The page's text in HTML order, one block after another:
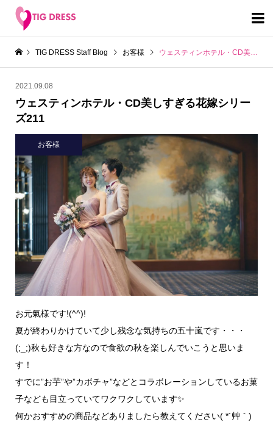

TIG DRESS Staff Blog お客様 ウェスティンホテル・CD美しすぎる花嫁シリーズ211
2021.09.08
ウェスティンホテル・CD美しすぎる花嫁シリー
ズ211
お客様
お元氣様です!(^^)!
夏が終わりかけていて少し残念な気持ちの五十嵐です・・・
(;_;)秋も好きな方なので食欲の秋を楽しんでいこうと思いま
す！
すでに”お芋”や”カボチャ”などとコラボレーションしているお菓
子なども目立っていてワクワクしています✨
何かおすすめの商品などありましたら教えてください( *´艸｀)